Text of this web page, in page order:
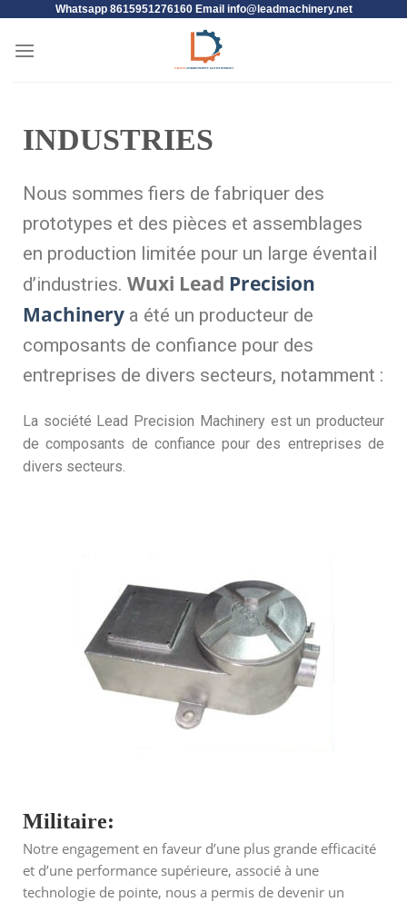
Whatsapp 8615951276160 Email info@leadmachinery.net
INDUSTRIES
Nous sommes fiers de fabriquer des
prototypes et des pièces et assemblages
en production limitée pour un large éventail
d’industries. Wuxi Lead Precision
Machinery a été un producteur de
composants de confiance pour des
entreprises de divers secteurs, notamment :
La société Lead Precision Machinery est un producteur
de composants de confiance pour des entreprises de
divers secteurs.
Militaire:
Notre engagement en faveur d’une plus grande efficacité
et d’une performance supérieure, associé à une
technologie de pointe, nous a permis de devenir un